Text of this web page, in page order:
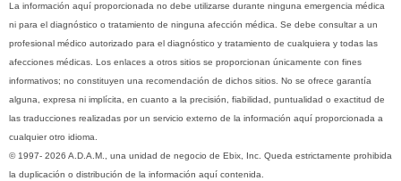
La información aquí proporcionada no debe utilizarse durante ninguna emergencia médica
ni para el diagnóstico o tratamiento de ninguna afección médica. Se debe consultar a un
profesional médico autorizado para el diagnóstico y tratamiento de cualquiera y todas las
afecciones médicas. Los enlaces a otros sitios se proporcionan únicamente con fines
informativos; no constituyen una recomendación de dichos sitios. No se ofrece garantía
alguna, expresa ni implícita, en cuanto a la precisión, fiabilidad, puntualidad o exactitud de
las traducciones realizadas por un servicio externo de la información aquí proporcionada a
cualquier otro idioma.
© 1997- 2026 A.D.A.M., una unidad de negocio de Ebix, Inc. Queda estrictamente prohibida
la duplicación o distribución de la información aquí contenida.